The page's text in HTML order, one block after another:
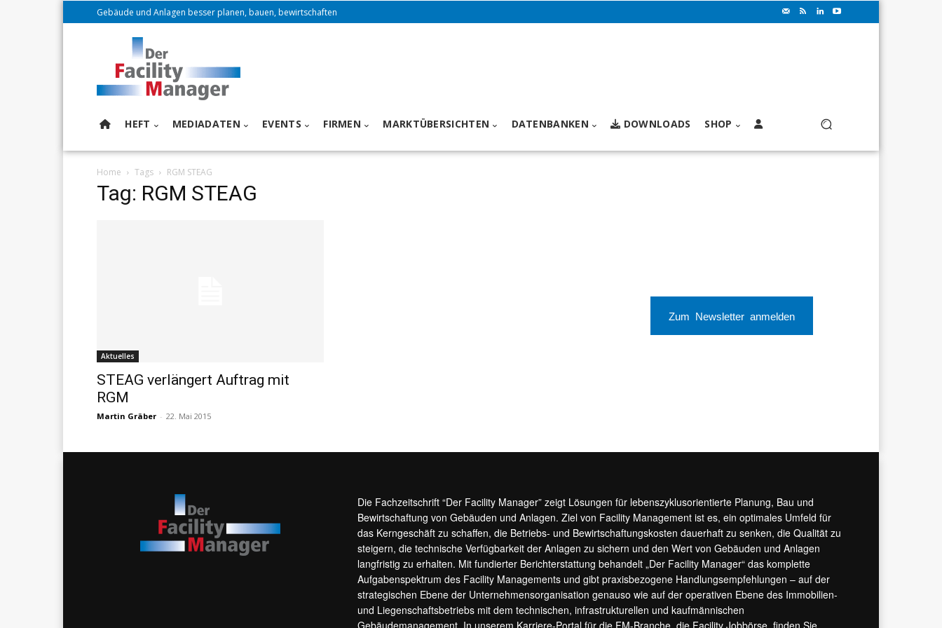
Gebäude und Anlagen besser planen, bauen, bewirtschaften
HEFT MEDIADATEN EVENTS FIRMEN MARKTÜBERSICHTEN DATENBANKEN DOWNLOADS SHOP
Home Tags RGM STEAG
Tag: RGM STEAG
Aktuelles
STEAG verlängert Auftrag mit
RGM
Martin Gräber - 22. Mai 2015
Zum Newsletter anmelden
Die Fachzeitschrift “Der Facility Manager” zeigt Lösungen für lebenszyklusorientierte Planung, Bau und
Bewirtschaftung von Gebäuden und Anlagen. Ziel von Facility Management ist es, ein optimales Umfeld für
das Kerngeschäft zu schaffen, die Betriebs- und Bewirtschaftungskosten dauerhaft zu senken, die Qualität zu
steigern, die technische Verfügbarkeit der Anlagen zu sichern und den Wert von Gebäuden und Anlagen
langfristig zu erhalten. Mit fundierter Berichterstattung behandelt „Der Facility Manager“ das komplette
Aufgabenspektrum des Facility Managements und gibt praxisbezogene Handlungsempfehlungen – auf der
strategischen Ebene der Unternehmensorganisation genauso wie auf der operativen Ebene des Immobilien-
und Liegenschaftsbetriebs mit dem technischen, infrastrukturellen und kaufmännischen